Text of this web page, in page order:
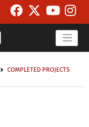
Search
COMPLETED PROJECTS